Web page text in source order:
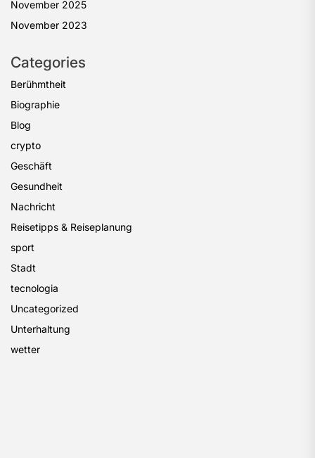
November 2025
November 2023
Categories
Berühmtheit
Biographie
Blog
crypto
Geschäft
Gesundheit
Nachricht
Reisetipps & Reiseplanung
sport
Stadt
tecnologia
Uncategorized
Unterhaltung
wetter